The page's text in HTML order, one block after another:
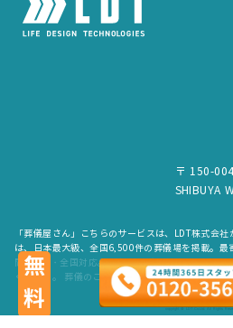
〒 150-
SHIBUYA
「葬儀屋さん」こちらのサービスは、LDT株式会
は、日本最大級、全国6,500件の葬儀場を掲載。
間365日・全国対応。スタッフが待機しています
ください。 葬儀のご依頼だけでなく、お見積もり
copyright © LDT.Co.Ltd. All Rights
無料